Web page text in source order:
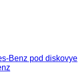
Benz pod diskovye